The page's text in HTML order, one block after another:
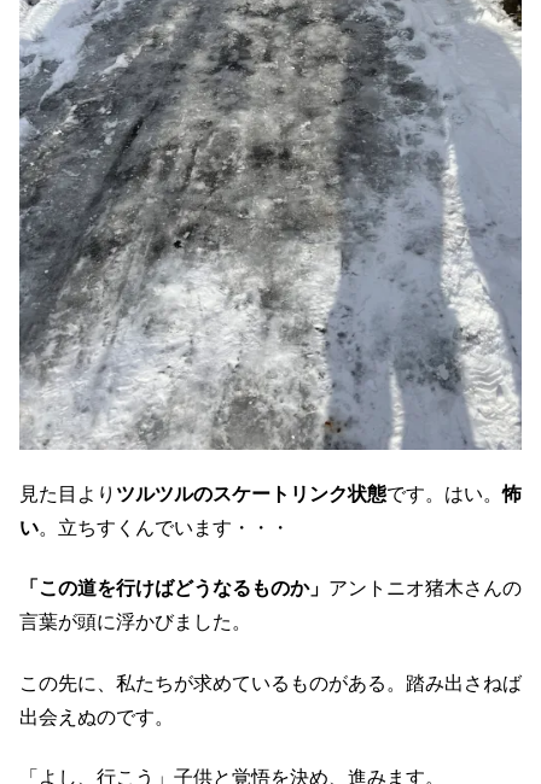
見た目より ツルツルのスケートリンク状態です。はい。怖
い。立ちすくんでいます・・・
「この道を行けばどうなるものか」 アントニオ猪木さんの
言葉が頭に浮かびました。
この先に、私たちが求めているものがある。踏み出さねば
出会えぬのです。
「よし、行こう」子供と覚悟を決め、進みます。